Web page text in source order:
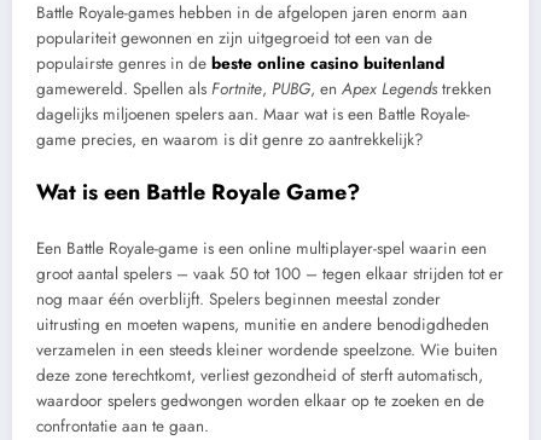
Battle Royale-games hebben in de afgelopen jaren enorm aan
populariteit gewonnen en zijn uitgegroeid tot een van de
populairste genres in de beste online casino buitenland
gamewereld. Spellen als Fortnite, PUBG, en Apex Legends trekken
dagelijks miljoenen spelers aan. Maar wat is een Battle Royale-
game precies, en waarom is dit genre zo aantrekkelijk?
Wat is een Battle Royale Game?
Een Battle Royale-game is een online multiplayer-spel waarin een
groot aantal spelers – vaak 50 tot 100 – tegen elkaar strijden tot er
nog maar één overblijft. Spelers beginnen meestal zonder
uitrusting en moeten wapens, munitie en andere benodigdheden
verzamelen in een steeds kleiner wordende speelzone. Wie buiten
deze zone terechtkomt, verliest gezondheid of sterft automatisch,
waardoor spelers gedwongen worden elkaar op te zoeken en de
confrontatie aan te gaan.